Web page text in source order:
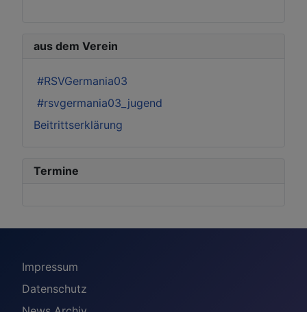
aus dem Verein
#RSVGermania03
#rsvgermania03_jugend
Beitrittserklärung
Termine
Impressum
Datenschutz